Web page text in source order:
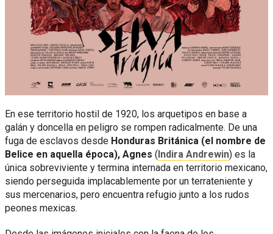
En ese territorio hostil de 1920, los arquetipos en base a
galán y doncella en peligro se rompen radicalmente. De una
fuga de esclavos desde Honduras Británica (el nombre de
Belice en aquella época), Agnes ( Indira Andrewin) es la
única sobreviviente y termina internada en territorio mexicano,
siendo perseguida implacablemente por un terrateniente y
sus mercenarios, pero encuentra refugio junto a los rudos
peones mexicas.